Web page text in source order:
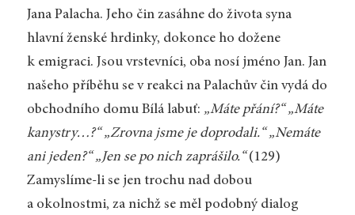
Jana Palacha. Jeho čin zasáhne do života syna
hlavní ženské hrdinky, dokonce ho dožene
k emigraci. Jsou vrstevníci, oba nosí jméno Jan. Jan
našeho příběhu se v reakci na Palachův čin vydá do
obchodního domu Bílá labuť: „Máte přání?“ „Máte
kanystry…?“ „Zrovna jsme je doprodali.“ „Nemáte
ani jeden?“ „Jen se po nich zaprášilo.“(129)
Zamyslíme-li se jen trochu nad dobou
a okolnostmi, za nichž se měl podobný dialog